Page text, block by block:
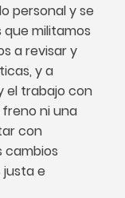
personal y se
que militamos
a revisar y
y a
el trabajo con
ni una
con
cambios
e